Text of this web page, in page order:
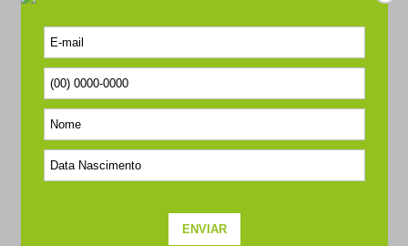
SEJA O PRIMEIRO A PERGUNTAR
COMPLETE O SEU LOOK